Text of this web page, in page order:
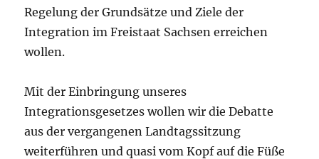
Regelung der Grundsätze und Ziele der
Integration im Freistaat Sachsen erreichen
wollen.
Mit der Einbringung unseres
Integrationsgesetzes wollen wir die Debatte
aus der vergangenen Landtagssitzung
weiterführen und quasi vom Kopf auf die Füße